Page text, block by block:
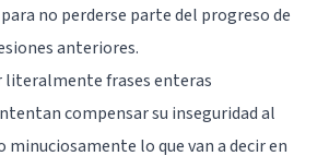
no perderse parte del progreso de
anteriores.
literalmente frases enteras
compensar su inseguridad al
lo que van a decir en